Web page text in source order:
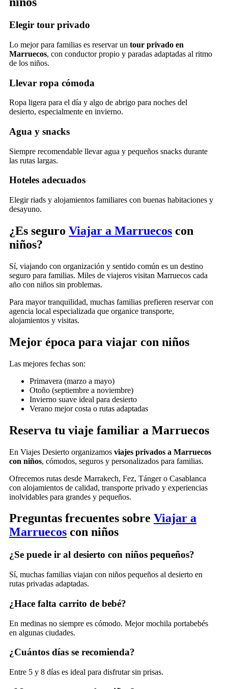
Elegir tour privado
Lo mejor para familias es reservar un tour privado en
Marruecos, con conductor propio y paradas adaptadas al ritmo
de los niños.
Llevar ropa cómoda
Ropa ligera para el día y algo de abrigo para noches del
desierto, especialmente en invierno.
Agua y snacks
Siempre recomendable llevar agua y pequeños snacks durante
las rutas largas.
Hoteles adecuados
Elegir riads y alojamientos familiares con buenas habitaciones y
desayuno.
¿Es seguro Viajar a Marruecos con
niños?
Sí, viajando con organización y sentido común es un destino
seguro para familias. Miles de viajeros visitan Marruecos cada
año con niños sin problemas.
Para mayor tranquilidad, muchas familias prefieren reservar con
agencia local especializada que organice transporte,
alojamientos y visitas.
Mejor época para viajar con niños
Las mejores fechas son:
Primavera (marzo a mayo)
Otoño (septiembre a noviembre)
Invierno suave ideal para desierto
Verano mejor costa o rutas adaptadas
Reserva tu viaje familiar a Marruecos
En Viajes Desierto organizamos viajes privados a Marruecos
con niños, cómodos, seguros y personalizados para familias.
Ofrecemos rutas desde Marrakech, Fez, Tángero Casablanca
con alojamientos de calidad, transporte privado y experiencias
inolvidables para grandes y pequeños.
Preguntas frecuentes sobre Viajar a
Marruecos con niños
¿Se puede ir al desierto con niños pequeños?
Sí, muchas familias viajan con niños pequeños al desierto en
rutas privadas adaptadas.
¿Hace falta carrito de bebé?
En medinas no siempre es cómodo. Mejor mochila portabebés
en algunas ciudades.
¿Cuántos días se recomienda?
Entre 5 y 8 días es ideal para disfrutar sin prisas.